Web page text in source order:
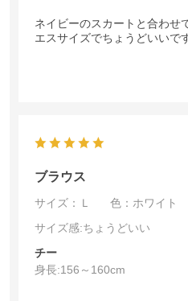
ネイビーのスカートと合わせ
エスサイズでちょうどいいで
ブラウス
サイズ：Ｌ
色：ホワイト
サイズ感:ちょうどいい
チー
身長:156～160cm